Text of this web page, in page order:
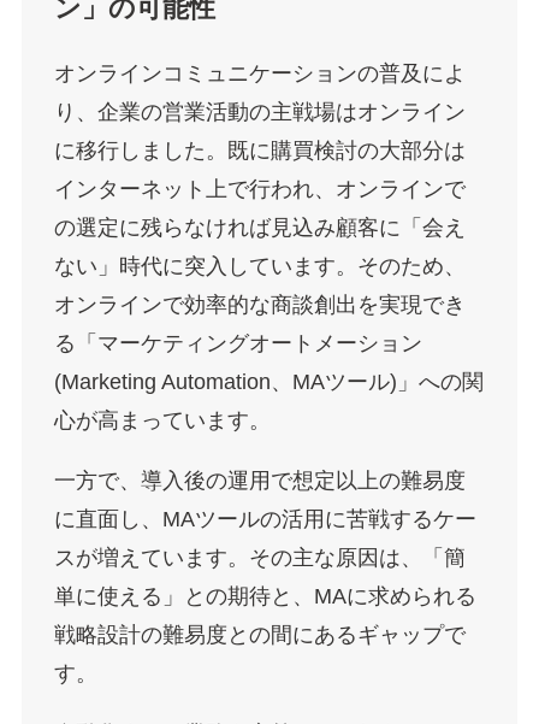
ン」の可能性
オンラインコミュニケーションの普及によ
り、企業の営業活動の主戦場はオンライン
に移行しました。既に購買検討の大部分は
インターネット上で行われ、オンラインで
の選定に残らなければ見込み顧客に「会え
ない」時代に突入しています。そのため、
オンラインで効率的な商談創出を実現でき
る「マーケティングオートメーション
(Marketing Automation、MAツール)」への関
心が高まっています。
一方で、導入後の運用で想定以上の難易度
に直面し、MAツールの活用に苦戦するケー
スが増えています。その主な原因は、「簡
単に使える」との期待と、MAに求められる
戦略設計の難易度との間にあるギャップで
す。